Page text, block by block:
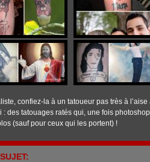
confiez-la à un tatoueur pas très à
des tatouages ratés qui, une fois
(sauf pour ceux qui les portent) !